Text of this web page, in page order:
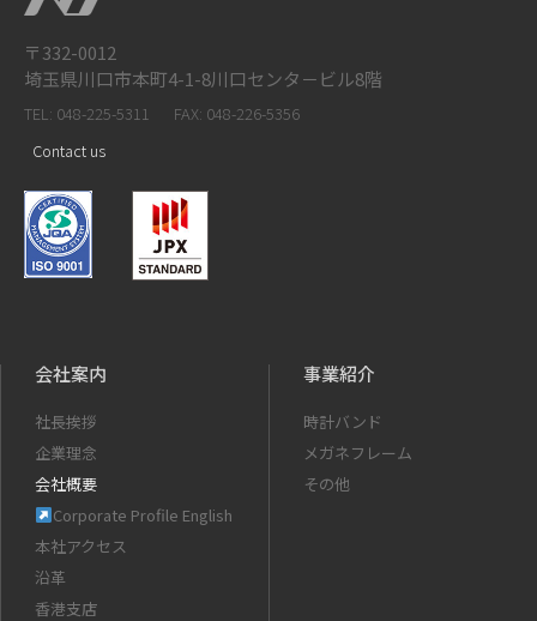
〒332-0012
埼玉県川口市本町4-1-8川口センタ－ビル8階
TEL: 048-225-5311
FAX: 048-226-5356
Contact us
会社案内
社長挨拶
企業理念
会社概要
Corporate Profile English
本社アクセス
沿革
香港支店
事業紹介
時計バンド
メガネフレーム
その他